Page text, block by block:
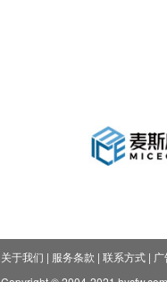
关于我们 | 服务条款 | 联系方式|